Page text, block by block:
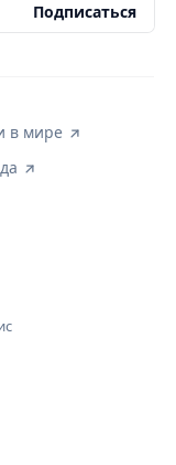
Подписаться
в мире